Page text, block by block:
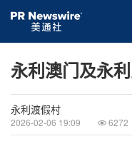
永利澳门及永
永利渡假村
2026-02-06 19:09 6272